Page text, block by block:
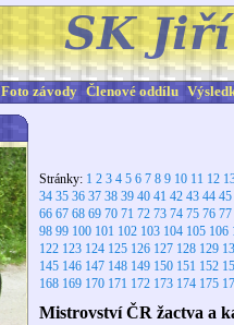
Foto závody Členové oddílu
Stránky: 1 2 3 4 5 6 7 8 9 10 11 12
34 35 36 37 38 39 40 41 42 43 44 45
66 67 68 69 70 71 72 73 74 75 76 77
98 99 100 101 102 103 104 105 106
122 123 124 125 126 127 128 129
145 146 147 148 149 150 151 152
168 169 170 171 172 173 174 175
Mistrovství ČR žactva a